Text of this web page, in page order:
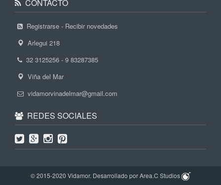
CONTACTO
Registrarse - Recibir novedades
Arlegui 218
32 3125256 - 9 83287385
Viña del Mar
vidamorvinadelmar@gmail.com
REDES SOCIALES
© 2015-2020 Vidamor. Desarrollado por Area.C Studios